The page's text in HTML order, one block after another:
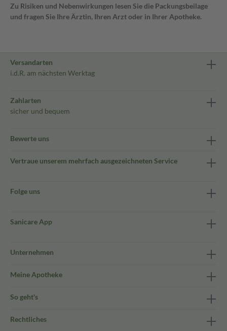
Zu Risiken und Nebenwirkungen lesen Sie die Packungsbeilage
und fragen Sie Ihre Ärztin, Ihren Arzt oder in Ihrer Apotheke.
Versandarten
i.d.R. am nächsten Werktag
Zahlarten
sicher und bequem
Bewerte uns
Vertraue unserem mehrfach ausgezeichneten Service
Folge uns
Sanicare App
Unternehmen
Meine Apotheke
So geht's
Rechtliches